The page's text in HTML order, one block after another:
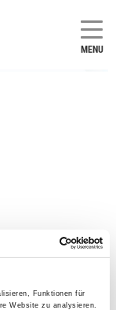
Funktionen für
Website zu analysieren.
MENU